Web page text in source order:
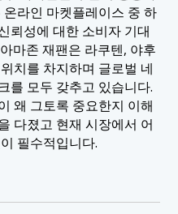
라인 마켓플레이스 중 하
뢰성에 대한 소비자 기대
마존 재팬은 라쿠텐, 야후
치를 차지하며 글로벌 네
를 모두 갖추고 있습니다.
왜 그토록 중요한지 이해
다졌고 현재 시장에서 어
필수적입니다.